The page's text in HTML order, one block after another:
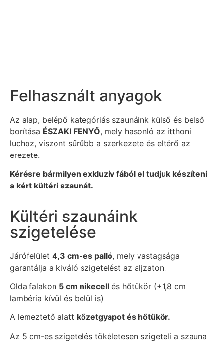
Felhasznált anyagok
Az alap, belépő kategóriás szaunáink külső és belső
borítása ÉSZAKI FENYŐ, mely hasonló az itthoni
luchoz, viszont sűrűbb a szerkezete és eltérő az
erezete.
Kérésre bármilyen exkluzív fából el tudjuk készíteni
a kért kültéri szaunát.
Kültéri szaunáink
szigetelése
Járófelület 4,3 cm-es palló, mely vastagsága
garantálja a kiváló szigetelést az aljzaton.
Oldalfalakon 5 cm nikecell és hőtükör (+1,8 cm
lambéria kívül és belül is)
A lemeztető alatt kőzetgyapot és hőtükör.
Az 5 cm-es szigetelés tökéletesen szigeteli a szauna